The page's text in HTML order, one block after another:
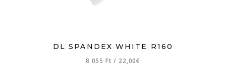
DL SPANDEX WHITE R160
8 055 Ft/ 22,00€